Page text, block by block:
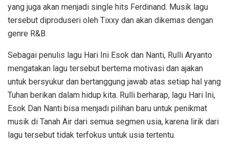
yang juga akan menjadi single hits Ferdinand. Musik lagu
tersebut diproduseri oleh Tixxy dan akan dikemas dengan
genre R&B.
Sebagai penulis lagu Hari Ini Esok dan Nanti, Rulli Aryanto
mengatakan lagu tersebut bertema motivasi dan ajakan
untuk bersyukur dan bertanggung jawab atas setiap hal yang
Tuhan berikan dalam hidup kita. Rulli berharap, lagu Hari Ini,
Esok Dan Nanti bisa menjadi pilihan baru untuk penikmat
musik di Tanah Air dari semua segmen usia, karena lirik dari
lagu tersebut tidak terfokus untuk usia tertentu.